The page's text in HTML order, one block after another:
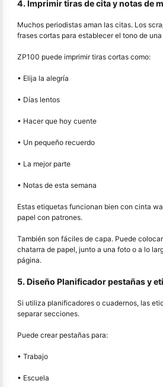
4. Imprimir tiras de cita y notas de
Muchos periodistas aman las citas. Los
frases cortas para establecer el tono de una
ZP100 puede imprimir tiras cortas como:
• Elija la alegría
• Días lentos
• Hacer que hoy cuente
• Un pequeño recuerdo
• La mejor parte
• Notas de esta semana
Estas etiquetas funcionan bien con cinta
papel con patrones.
También son fáciles de capa. Puede
chatarra de papel, junto a una foto o a lo
página.
5. Diseño Planificador pestañas y
Si utiliza planificadores o cuadernos, las
separar secciones.
Puede crear pestañas para:
• Trabajo
• Escuela